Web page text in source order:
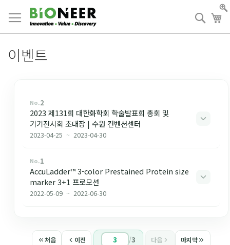
to
Content
검
색
이벤트
2
2023 제131회 대한화학회 학술발표회 총회 및
기기전시회 초대장 | 수원 컨벤션센터
2023-04-25 ~ 2023-04-30
1
AccuLadder™ 3-color Prestained Protein size
marker 3+1 프로모션
2022-05-09 ~ 2022-06-30
처음 이전 /3 다음 마지막